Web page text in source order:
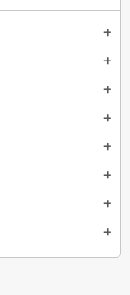
add
add
add
add
add
add
add
add